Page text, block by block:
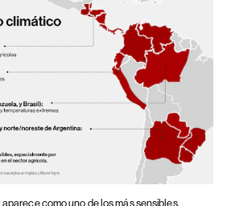
aparece como uno de los más sensibles,